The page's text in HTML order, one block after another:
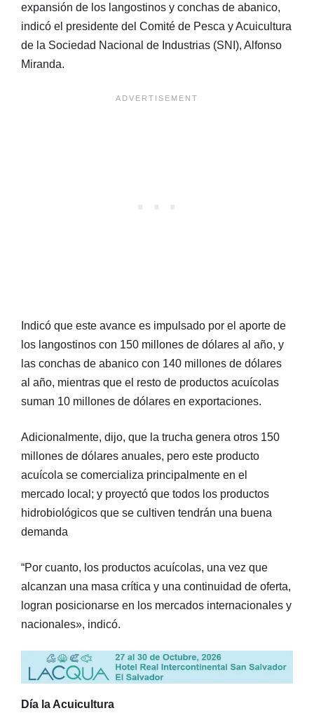
expansión de los langostinos y conchas de abanico,
indicó el presidente del Comité de Pesca y Acuicultura
de la Sociedad Nacional de Industrias (SNI), Alfonso
Miranda.
Indicó que este avance es impulsado por el aporte de
los langostinos con 150 millones de dólares al año, y
las conchas de abanico con 140 millones de dólares
al año, mientras que el resto de productos acuícolas
suman 10 millones de dólares en exportaciones.
Adicionalmente, dijo, que la trucha genera otros 150
millones de dólares anuales, pero este producto
acuícola se comercializa principalmente en el
mercado local; y proyectó que todos los productos
hidrobiológicos que se cultiven tendrán una buena
demanda
“Por cuanto, los productos acuícolas, una vez que
alcanzan una masa crítica y una continuidad de oferta,
logran posicionarse en los mercados internacionales y
nacionales», indicó.
Día la Acuicultura